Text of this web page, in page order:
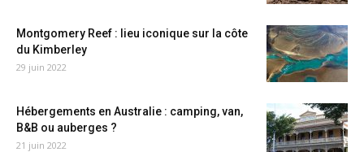
Montgomery Reef : lieu iconique sur la côte
du Kimberley
29 juin 2022
Hébergements en Australie : camping, van,
B&B ou auberges ?
21 juin 2022